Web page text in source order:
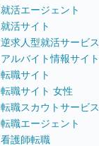
就活エージェント
就活サイト
逆求人型就活サービス
アルバイト情報サイト
転職サイト
転職サイト 女性
転職スカウトサービス
転職エージェント
看護師転職